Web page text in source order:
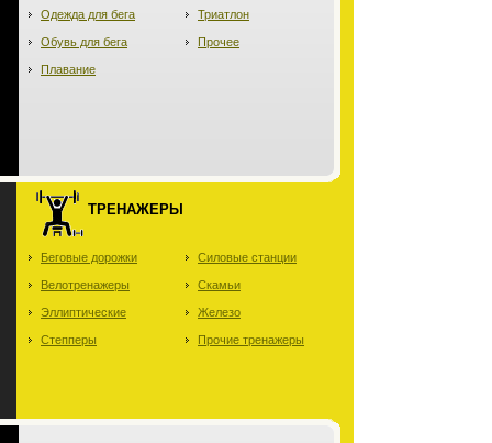
Одежда для бега
Обувь для бега
Плавание
Триатлон
Прочее
ТРЕНАЖЕРЫ
Беговые дорожки
Велотренажеры
Эллиптические
Степперы
Силовые станции
Скамьи
Железо
Прочие тренажеры